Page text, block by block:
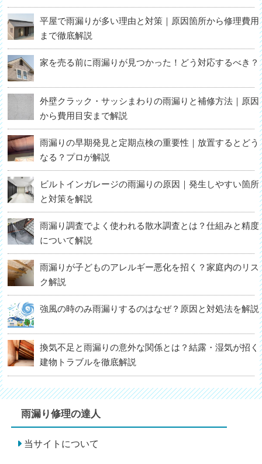
平屋で雨漏りが多い理由と対策｜原因箇所から修理費用
まで徹底解説
家を売る前に雨漏りが見つかった！どう対応するべき？
外壁クラック・サッシまわりの雨漏りと補修方法｜原因
から費用目安まで解説
雨漏りの早期発見と定期点検の重要性｜放置するとどう
なる？プロが解説
ビルトインガレージの雨漏りの原因｜発生しやすい箇所
と対策を解説
雨漏り調査でよく使われる散水調査とは？仕組みと精度
について解説
雨漏りが子どものアレルギー悪化を招く？家庭内のリス
ク解説
強風の時のみ雨漏りするのはなぜ？原因と対処法を解説
換気不足と雨漏りの意外な関係とは？結露・湿気が招く
建物トラブルを徹底解説
雨漏り修理の達人
当サイトについて